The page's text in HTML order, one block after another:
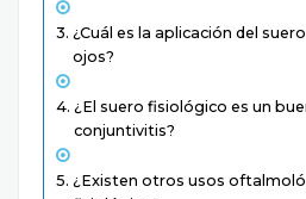
¿Cuál es la aplicación del
ojos?
¿El suero fisiológico es un
conjuntivitis?
¿Existen otros usos